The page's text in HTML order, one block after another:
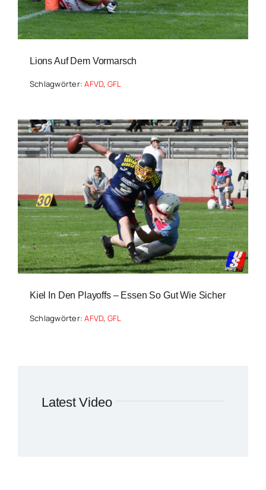
Lions Auf Dem Vormarsch
Schlagwörter:AFVD, GFL
Kiel In Den Playoffs – Essen So Gut Wie Sicher
Schlagwörter:AFVD, GFL
Latest Video